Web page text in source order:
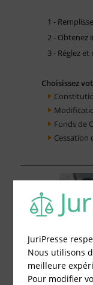
1 -
2 - Obtenez
3 - Réglez
Choisissez
Fonds de
Cessation
JuriPresse
Nous utilisons
meilleure
Pour modifier